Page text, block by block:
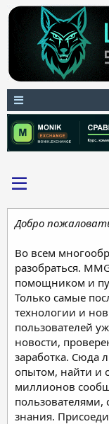
Добро
Во всем
разобраться.
помощником и
Только самые
технологии и
пользователей
новости,
заработка. Сюда
опытом, найти и
миллионов
знания.